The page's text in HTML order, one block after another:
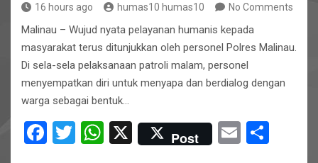
16 hours ago humas10 humas10 No Comments
Malinau – Wujud nyata pelayanan humanis kepada
masyarakat terus ditunjukkan oleh personel Polres Malinau.
Di sela-sela pelaksanaan patroli malam, personel
menyempatkan diri untuk menyapa dan berdialog dengan
warga sebagai bentuk…
F
T
W X Post
E